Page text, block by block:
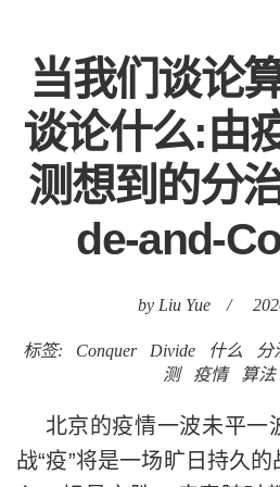
当我们谈论
谈论什么:由
测想到的分
de-and-
by Liu Yue /
标签: Conquer Divide 什么 分
测
疫情 算法
北京的疫情一波未平一
战“疫”将是一场旷日持久